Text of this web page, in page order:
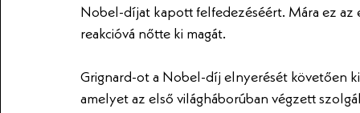
Nobel-díjat kapott felfedezéséért. Mára ez az
reakcióvá nőtte ki magát.
Grignard-ot a Nobel-díj elnyerését követően
amelyet az első világháborúban végzett